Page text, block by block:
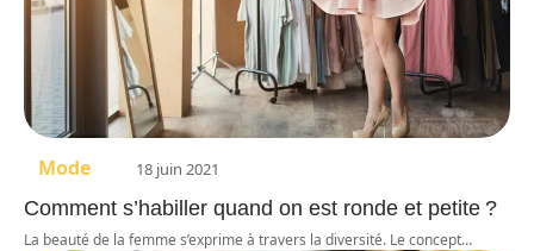
Mode 18 juin 2021
Comment s’habiller quand on est ronde et petite ?
La beauté de la femme s’exprime à travers la diversité. Le concept…